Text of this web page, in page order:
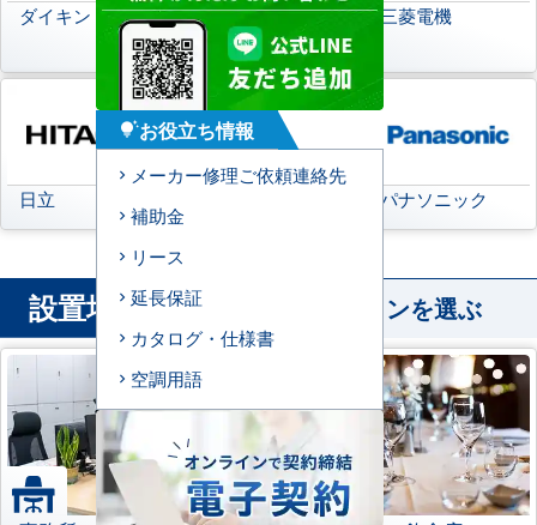
ダイキン
日本キヤリア
(旧:東芝キヤリア)
三菱電機
日立 パナソニック
設置場所 から業務用エアコンを選ぶ
tips_and_updatesお役立ち情報
メーカー修理ご依頼連絡先
補助金
リース
延長保証
カタログ・仕様書
空調用語